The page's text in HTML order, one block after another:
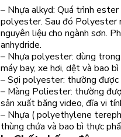
– Nhựa alkyd: Quá trình
polyester. Sau đó Polyester
nguyên liệu cho ngành sơn.
anhydride.
– Nhựa polyester: dùng
máy bay, xe hơi, dệt và bao bì
– Sợi polyester: thường được
– Màng Poliester: thường
sản xuất băng video, đĩa vi
– Nhựa ( polyethylene
thùng chứa và bao bì thực